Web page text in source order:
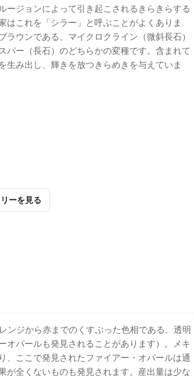
ージョンによって引き起こされるきらきらする
はこれを「シラー」と呼ぶことがよくありま
ウンである、マイクロクライン（微斜長石）
パー（長石）のどちらかの変種です。含まれて
生み出し、輝きを放つきらめきを与えていま
ーを見る
ンジから赤までのくすぶった色相である、透明
オパールも発見されることがあります）。メキ
、ここで発見されたファイアー・オパールは通
が全くないものも発見されます。産出量は少な